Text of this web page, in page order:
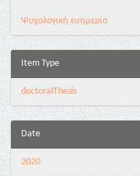
Ψυχολογική ευημερία
Item Type
doctoralThesis
Date
2020